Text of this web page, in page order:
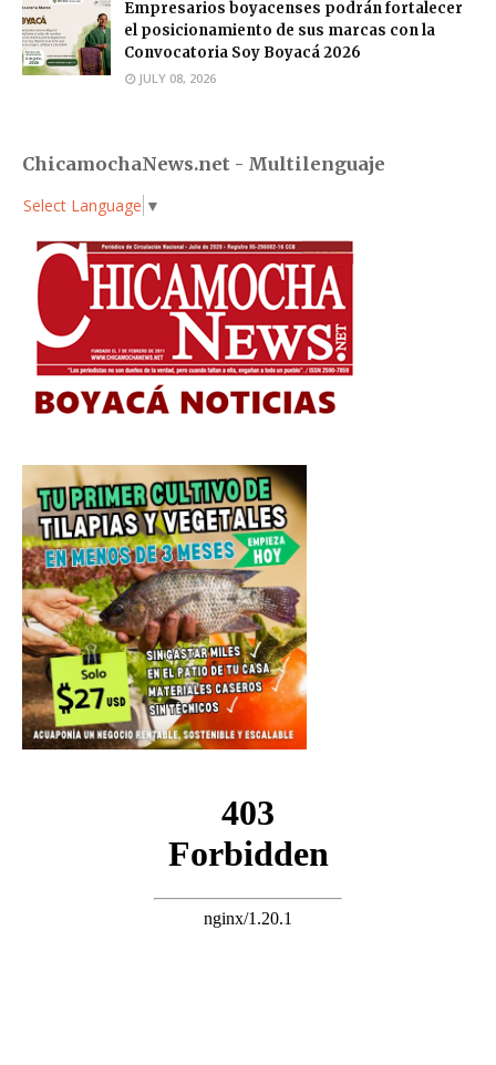
Empresarios boyacenses podrán fortalecer
el posicionamiento de sus marcas con la
Convocatoria Soy Boyacá 2026
JULY 08, 2026
ChicamochaNews.net - Multilenguaje
Select Language ▼